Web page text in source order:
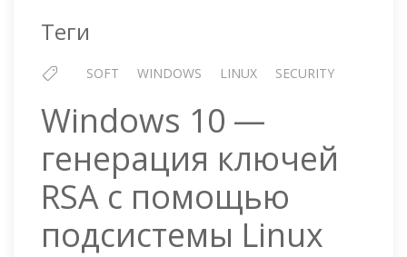
Теги
SOFT WINDOWS LINUX SECURITY
Windows 10 —
генерация ключей
RSA с помощью
подсистемы Linux